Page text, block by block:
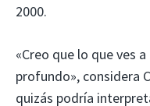
2000.
«Creo que lo que ves
profundo», considera
quizás podría